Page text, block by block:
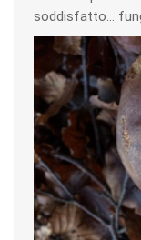
soddisfatto...